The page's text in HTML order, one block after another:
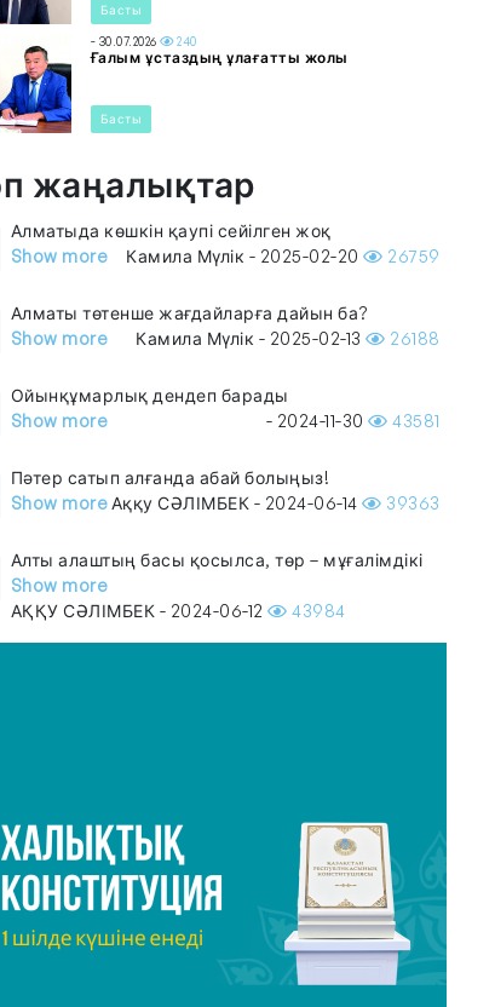
Басты
- 30.07.2026 240
Ғалым ұстаздың ұлағатты жолы
Басты
жаңалықтар
Алматыда көшкін қаупі сейілген жоқ
Show more
Камила Мүлік - 2025-02-20 26759
Алматы төтенше жағдайларға дайын ба?
Show more
Камила Мүлік - 2025-02-13 26188
Ойынқұмарлық дендеп барады
Show more
- 2024-11-30 43581
Пәтер сатып алғанда абай болыңыз!
Show moreАққу СӘЛІМБЕК - 2024-06-14 39363
Алты алаштың басы қосылса, төр – мұғалімдікі
Show more
АҚҚУ СӘЛІМБЕК - 2024-06-12
43984